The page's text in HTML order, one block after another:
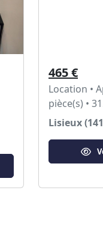
465 €
Location •
pièce(s) •
Lisieux